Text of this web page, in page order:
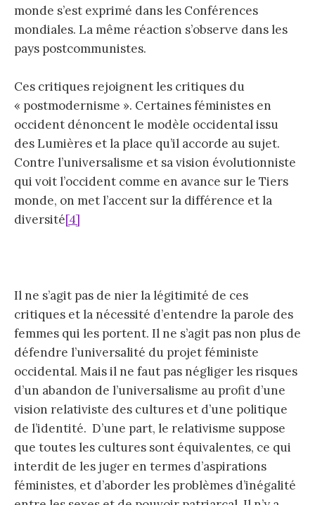
monde s’est exprimé dans les Conférences
mondiales. La même réaction s’observe dans les
pays postcommunistes.
Ces critiques rejoignent les critiques du
« postmodernisme ». Certaines féministes en
occident dénoncent le modèle occidental issu
des Lumières et la place qu’il accorde au sujet.
Contre l’universalisme et sa vision évolutionniste
qui voit l’occident comme en avance sur le Tiers
monde, on met l’accent sur la différence et la
diversité[4]
Il ne s’agit pas de nier la légitimité de ces
critiques et la nécessité d’entendre la parole des
femmes qui les portent. Il ne s’agit pas non plus de
défendre l’universalité du projet féministe
occidental. Mais il ne faut pas négliger les risques
d’un abandon de l’universalisme au profit d’une
vision relativiste des cultures et d’une politique
de l’identité. D’une part, le relativisme suppose
que toutes les cultures sont équivalentes, ce qui
interdit de les juger en termes d’aspirations
féministes, et d’aborder les problèmes d’inégalité